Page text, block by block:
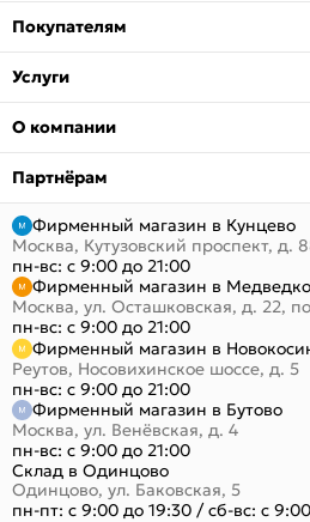
Покупателям
Услуги
О компании
Партнёрам
Фирменный магазин в Кунцево
Москва, Кутузовский проспект, д.
пн-вс: с 9:00 до 21:00
Фирменный магазин в
Москва, ул. Осташковская, д. 22,
пн-вс: с 9:00 до 21:00
Фирменный магазин в
Реутов, Носовихинское шоссе, д. 5
пн-вс: с 9:00 до 21:00
Фирменный магазин в Бутово
Москва, ул. Венёвская, д. 4
пн-вс: с 9:00 до 21:00
Склад в Одинцово
Одинцово, ул. Баковская, 5
пн-пт: с 9:00 до 19:30 /сб-вс: с